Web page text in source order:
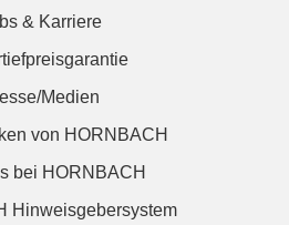
& Karriere
Medien
von HORNBACH
bei HORNBACH
Hinweisgebersystem